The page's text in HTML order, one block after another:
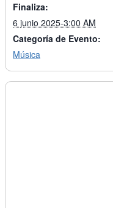
Finaliza:
6 junio 2025-3:00 AM
Categoría de Evento:
Música